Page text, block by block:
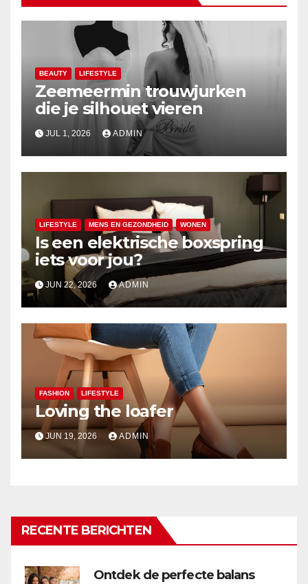
BEAUTY LIFESTYLE
Zeemeermin trouwjurken
die je silhouet vieren
JUL 1, 2026 ADMIN
LIFESTYLE MENS EN GEZONDHEID WONEN
Is een elektrische boxspring
iets voor jou?
JUN 22, 2026 ADMIN
FASHION LIFESTYLE
Loving the loafer
JUN 19, 2026 ADMIN
RECENTE BERICHTEN
Ontdek de perfecte balans